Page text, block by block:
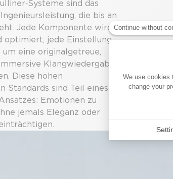
sind das
die bis an
Jede Komponente wird
optimiert, jede Einstellung
um eine originalgetreue,
Klangwiedergabe
Diese hohen
Standards sind Teil eines
Emotionen zu
jemals Eleganz oder